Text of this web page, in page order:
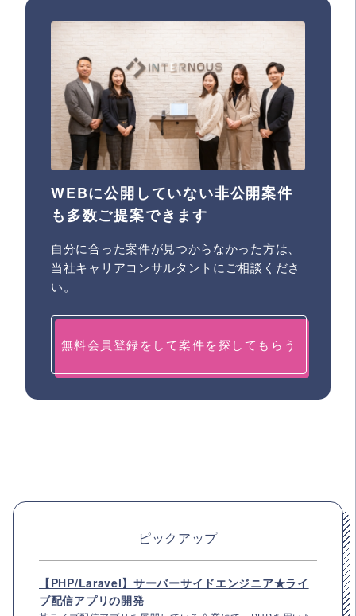
WEBに公開していない非公開案件
も多数ご提案できます
自分に合った案件が見つからなかった方は、
当社キャリアコンサルタントにご相談くださ
い。
無料会員登録をして案件を探してもらう
ピックアップ
【PHP/Laravel】サーバーサイドエンジニア★ライ
ブ配信アプリの開発